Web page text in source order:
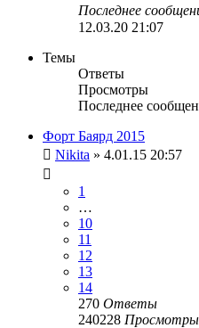
Последнее
12.03.20 21:07
Темы
Ответы
Просмотры
Последнее
Форт Баярд 2015
Nikita » 4.01.15 20:57
1
…
10
11
12
13
14
270 Ответы
240228 Просмотры